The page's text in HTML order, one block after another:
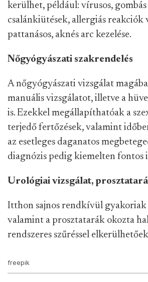
kerülhet, például: vírusos,
csalánkiütések, allergiás reakciók
pattanásos, aknés arc kezelése.
Nőgyógyászati szakrendelés
A nőgyógyászati vizsgálat
manuális vizsgálatot, illetve a
is. Ezekkel megállapíthatóak a
terjedő fertőzések, valamint
az esetleges daganatos
diagnózis pedig kiemelten fontos
Urológiai vizsgálat,
Itthon sajnos rendkívül gyakoriak
valamint a prosztatarák okozta
rendszeres szűréssel